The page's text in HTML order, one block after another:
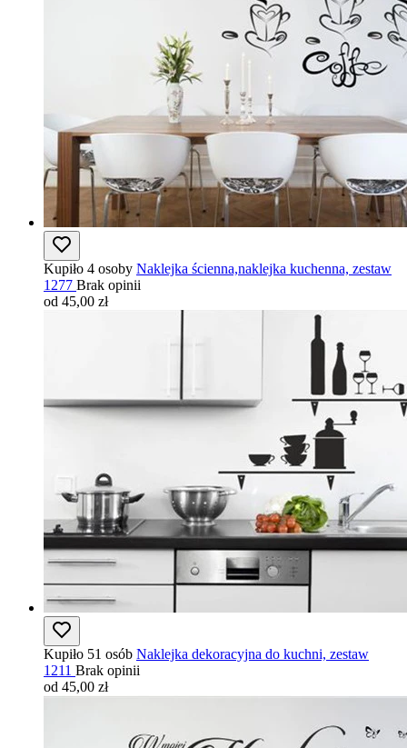
Kupiło 4 osoby Naklejka ścienna,naklejka kuchenna, zestaw
1277 Brak opinii
od 45,00 zł
Kupiło 51 osób Naklejka dekoracyjna do kuchni, zestaw
1211 Brak opinii
od 45,00 zł